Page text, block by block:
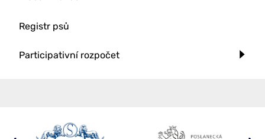
Registr psů
Participativní rozpočet